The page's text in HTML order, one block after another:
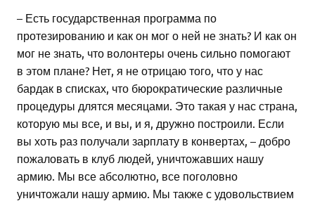
– Есть государственная программа по
протезированию и как он мог о ней не знать? И как он
мог не знать, что волонтеры очень сильно помогают
в этом плане? Нет, я не отрицаю того, что у нас
бардак в списках, что бюрократические различные
процедуры длятся месяцами. Это такая у нас страна,
которую мы все, и вы, и я, дружно построили. Если
вы хоть раз получали зарплату в конвертах, – добро
пожаловать в клуб людей, уничтожавших нашу
армию. Мы все абсолютно, все поголовно
уничтожали нашу армию. Мы также с удовольствием